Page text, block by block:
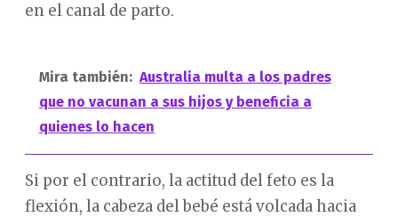
en el canal de parto.
Mira también: Australia multa a los padres
que no vacunan a sus hijos y beneficia a
quienes lo hacen
Si por el contrario, la actitud del feto es la
flexión, la cabeza del bebé está volcada hacia